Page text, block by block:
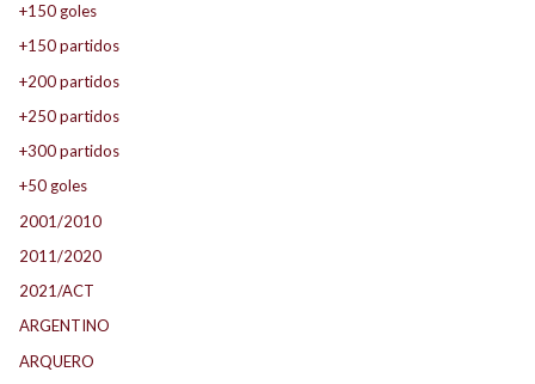
+150 goles
+150 partidos
+200 partidos
+250 partidos
+300 partidos
+50 goles
2001/2010
2011/2020
2021/ACT
ARGENTINO
ARQUERO